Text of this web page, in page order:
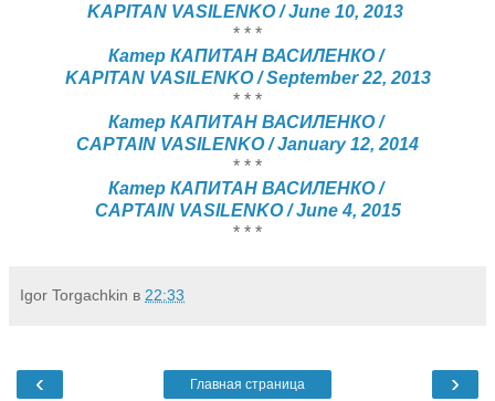
KAPITAN VASILENKO / June 10, 2013
* * *
Катер КАПИТАН ВАСИЛЕНКО /
KAPITAN VASILENKO / September 22, 2013
* * *
Катер КАПИТАН ВАСИЛЕНКО /
CAPTAIN VASILENKO / January 12, 2014
* * *
Катер КАПИТАН ВАСИЛЕНКО /
CAPTAIN VASILENKO / June 4, 2015
* * *
Igor Torgachkin в 22:33
‹ ›
Главная страница